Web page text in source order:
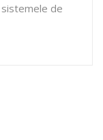
de